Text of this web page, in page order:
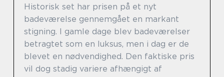
Historisk set har prisen på et nyt
badeværelse gennemgået en markant
stigning. I gamle dage blev badeværelser
betragtet som en luksus, men i dag er de
blevet en nødvendighed. Den faktiske pris
vil dog stadig variere afhængigt af